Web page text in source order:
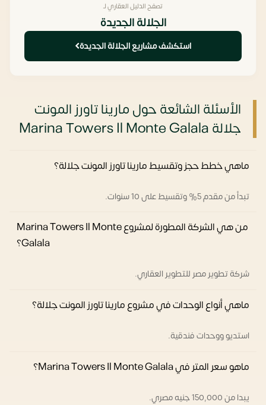
تصفح الدليل العقاري لـ
الجلالة الجديدة
استكشف مشاريع الجلالة الجديدة
الأسئلة الشائعة حول مارينا تاورز المونت
جلالة Marina Towers Il Monte Galala
ماهي خطط حجز وتقسيط مارينا تاورز المونت جلالة؟
تبدأ من مقدم 5% وتقسيط على 10 سنوات.
من هي الشركة المطورة لمشروع Marina Towers Il Monte
Galala؟
شركة تطوير مصر للتطوير العقاري.
ماهي أنواع الوحدات في مشروع مارينا تاورز المونت جلالة؟
استديو ووحدات فندقية.
ماهو سعر المتر في Marina Towers Il Monte Galala؟
يبدا من 150,000 جنيه مصري.